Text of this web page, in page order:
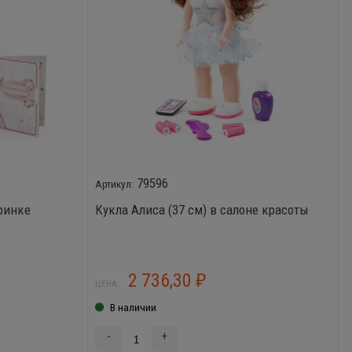
79596
Кукла Алиса (37 см) в салоне красоты
ЦЕНА: 2 736,30 ₽
В наличии
- +